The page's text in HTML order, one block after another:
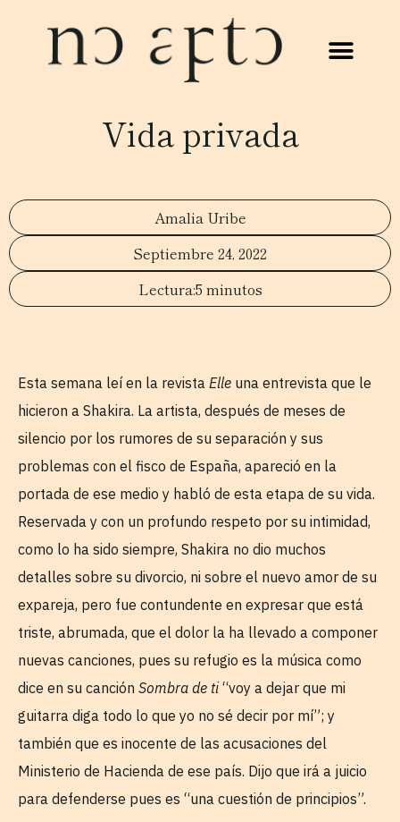
Vida privada
Amalia Uribe
Septiembre 24, 2022
5 minutos
Esta semana leí en la revista Elle una entrevista que le
hicieron a Shakira. La artista, después de meses de
silencio por los rumores de su separación y sus
problemas con el fisco de España, apareció en la
portada de ese medio y habló de esta etapa de su vida.
Reservada y con un profundo respeto por su intimidad,
como lo ha sido siempre, Shakira no dio muchos
detalles sobre su divorcio, ni sobre el nuevo amor de su
expareja, pero fue contundente en expresar que está
triste, abrumada, que el dolor la ha llevado a componer
nuevas canciones, pues su refugio es la música como
dice en su canción Sombra de ti“voy a dejar que mi
guitarra diga todo lo que yo no sé decir por mí”; y
también que es inocente de las acusaciones del
Ministerio de Hacienda de ese país. Dijo que irá a juicio
para defenderse pues es “una cuestión de principios”.